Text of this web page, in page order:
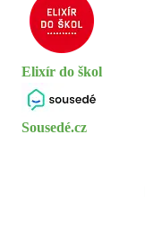
Elixír do škol
Sousedé.cz